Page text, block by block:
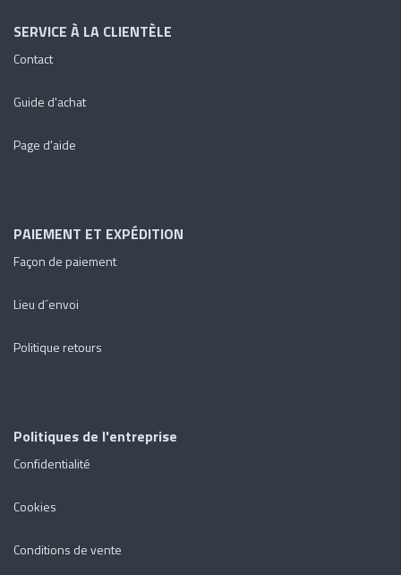
SERVICE À LA CLIENTÈLE
Contact
Guide d'achat
Page d'aide
PAIEMENT ET EXPÉDITION
Façon de paiement
Lieu d´envoi
Politique retours
Politiques de l'entreprise
Confidentialité
Cookies
Conditions de vente